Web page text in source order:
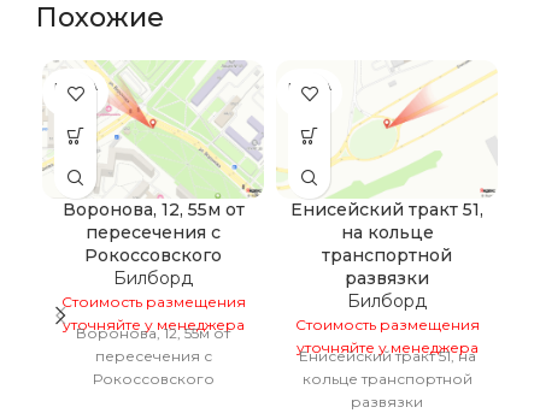
Похожие
ПРОДА
НО
Воронова, 12, 55м от
пересечения с
Рокоссовского
Билборд
Стоимость размещения
уточняйте у менеджера
Воронова, 12, 55м от
пересечения с
Рокоссовского
ПРОДА
НО
Енисейский тракт 51,
на кольце
транспортной
развязки
Билборд
Стоимость размещения
уточняйте у менеджера
Енисейский тракт 51, на
кольце транспортной
развязки